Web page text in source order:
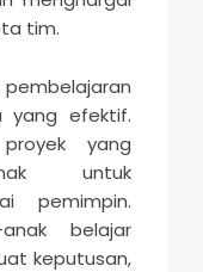
tim.
yang efektif.
yang
untuk
pemimpin.
belajar
keputusan,